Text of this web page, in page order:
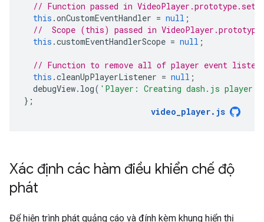
// Function passed in
this .onCustomEventHandler = null ;
//  Scope (this) passed in
this .customEventHandlerScope = null ;
// Function to remove all of player event
this .cleanUpPlayerListener = null ;
debugView. log( 'Player: Creating dash.js player'
};
video_player. js
Xác định các hàm điều khiển chế độ
phát
Để hiện trình phát quảng cáo và đính kèm khung hiển thị